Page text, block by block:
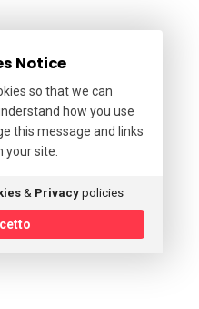
Notice
so that we can
how you use
this message and links
your site.
& Privacy policies